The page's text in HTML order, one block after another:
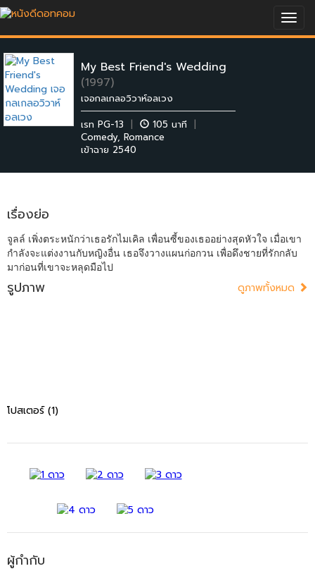
My Best Friend's Wedding
(1997)
เจอกลเกลอวิวาห์อลเวง
เรท PG-13
| 105 นาที
|
Comedy, Romance
เข้าฉาย 2540
เรื่องย่อ
จูลล์ เพิ่งตระหนักว่าเธอรักไมเคิล เพื่อนซี้ของเธออย่างสุดหัวใจ เมื่อเขา
กำลังจะแต่งงานกับหญิงอื่น เธอจึงวางแผนก่อกวน เพื่อดึงชายที่รักกลับ
มาก่อนที่เขาจะหลุดมือไป
รูปภาพ ดูภาพทั้งหมด
โปสเตอร์ (1)
ผู้กำกับ